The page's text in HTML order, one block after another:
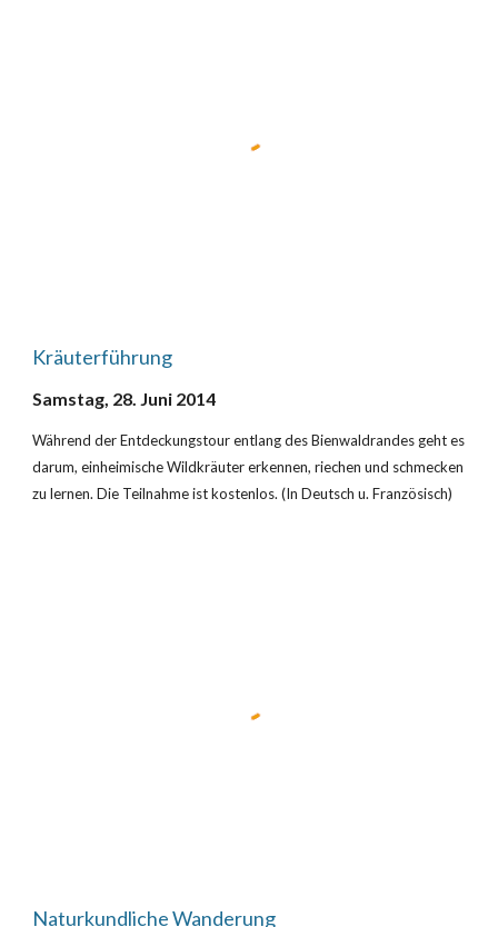
Kräuterführung
Samstag, 28. Juni 2014
Während der Entdeckungstour entlang des Bienwaldrandes geht es
darum, einheimische Wildkräuter erkennen, riechen und schmecken
zu lernen. Die Teilnahme ist kostenlos. (In Deutsch u. Französisch)
Naturkundliche Wanderung